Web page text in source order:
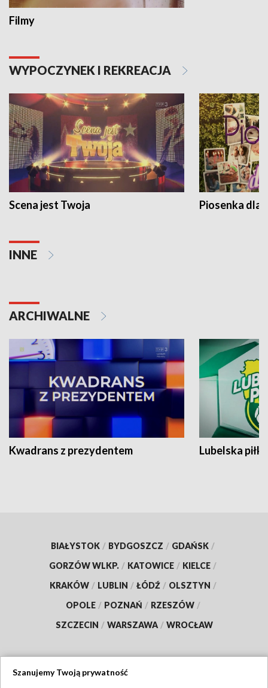
Filmy
WYPOCZYNEK I REKREACJA
Scena jest Twoja Piosenka dla
INNE
ARCHIWALNE
Kwadrans z prezydentem Lubelska piłka
BIAŁYSTOK / BYDGOSZCZ / GDAŃSK /
GORZÓW WLKP. / KATOWICE / KIELCE /
KRAKÓW / LUBLIN / ŁÓDŹ / OLSZTYN /
OPOLE / POZNAŃ / RZESZÓW /
SZCZECIN / WARSZAWA / WROCŁAW
Szanujemy Twoją prywatność